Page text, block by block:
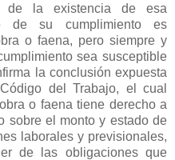
de la existencia de esa
de su cumplimiento es
o faena, pero siempre y
sea susceptible
la conclusión expuesta
del Trabajo, el cual
o faena tiene derecho a
sobre el monto y estado de
laborales y previsionales,
de las obligaciones que